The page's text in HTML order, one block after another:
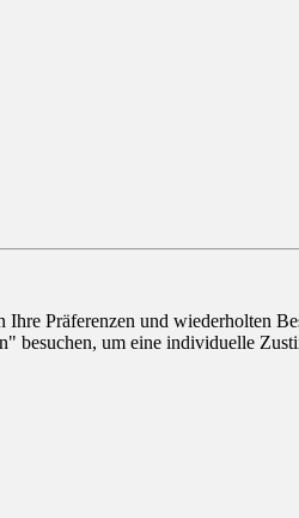
Präferenzen und wiederholten
um eine individuelle